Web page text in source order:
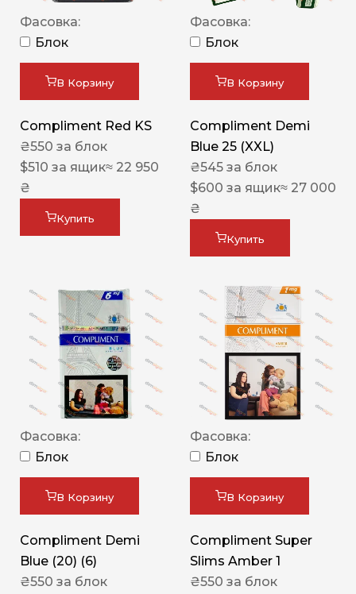
Фасовка:
Блок
В Корзину
Compliment Red KS
₴550 за блок
$510 за ящик≈ 22 950
₴
Купить
Фасовка:
Блок
В Корзину
Compliment Demi
Blue 25 (XXL)
₴545 за блок
$600 за ящик≈ 27 000
₴
Купить
Фасовка:
Блок
В Корзину
Compliment Demi
Blue (20) (6)
₴550 за блок
Фасовка:
Блок
В Корзину
Compliment Super
Slims Amber 1
₴550 за блок